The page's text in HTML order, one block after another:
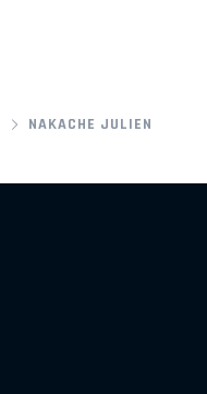
NAKACHE JULIEN